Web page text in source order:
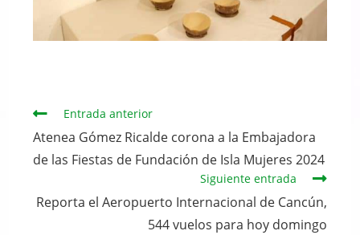
Continuar
leyendo
Entrada anterior
Atenea Gómez Ricalde corona a la Embajadora
de las Fiestas de Fundación de Isla Mujeres 2024
Siguiente entrada
Reporta el Aeropuerto Internacional de Cancún,
544 vuelos para hoy domingo